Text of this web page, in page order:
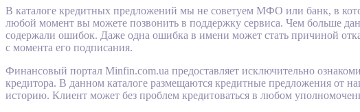
В каталоге кредитных предложений мы не советуем МФО или банк, в
любой момент вы можете позвонить в поддержку сервиса. Чем больше
содержали ошибок. Даже одна ошибка в имени может стать причиной
с момента его подписания.
Финансовый портал Minfin.com.ua предоставляет исключительно
кредитора. В данном каталоге размещаются кредитные предложения от
историю. Клиент может без проблем кредитоваться в любом